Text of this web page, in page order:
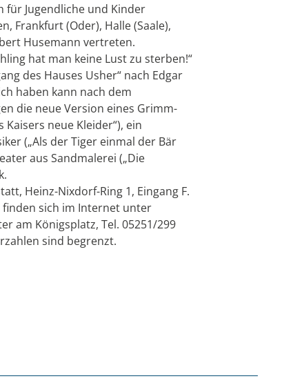
für Jugendliche und Kinder
Frankfurt (Oder), Halle (Saale),
Husemann vertreten.
hat man keine Lust zu sterben!“
des Hauses Usher“ nach Edgar
haben kann nach dem
die neue Version eines Grimm-
neue Kleider“), ein
(„Als der Tiger einmal der Bär
aus Sandmalerei („Die
Heinz-Nixdorf-Ring 1, Eingang F.
sich im Internet unter
am Königsplatz, Tel. 05251/299
sind begrenzt.